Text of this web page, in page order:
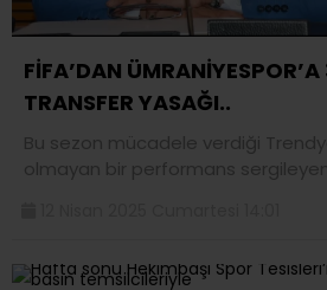
FİFA’DAN
TRANSFER YASAĞI..
Bu sezon mücadele verdiği
olmayan bir performans